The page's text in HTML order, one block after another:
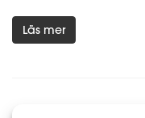
Läs mer